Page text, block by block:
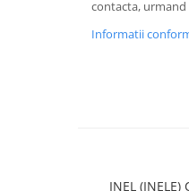
contacta, urmand
Informatii
INEL (INELE)